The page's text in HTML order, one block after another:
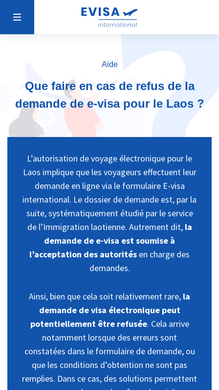
Aide
Que faire en cas de refus de la
demande de e-visa pour le Laos ?
L’autorisation de voyage électronique pour le
Laos implique que les voyageurs effectuent leur
demande en ligne via le formulaire E-visa
international. Le dossier de demande est, par la
suite, systématiquement étudié par le service
de l’Immigration laotienne. Autrement dit, la
demande de e-visa est soumise à
l’acceptation des autorités en charge des
demandes.
Ainsi, bien que cela soit relativement rare, la
demande de visa électronique peut
potentiellement être refusée. Cela arrive
notamment lorsque des erreurs sont
constatées dans le formulaire de demande, ou
que les conditions d’obtention ne sont pas
remplies. Dans ce cas, des solutions permettent